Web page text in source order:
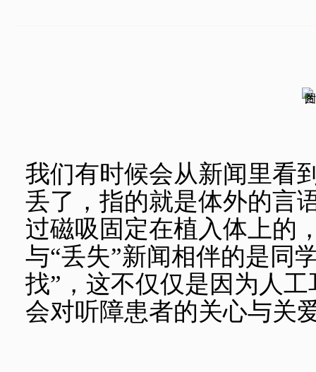
我们有时候会从新闻里看
丢了，指的就是体外的言
过磁吸固定在植入体上的
与“丢失”新闻相伴的是同
找”，这不仅仅是因为人
会对听障患者的关心与关